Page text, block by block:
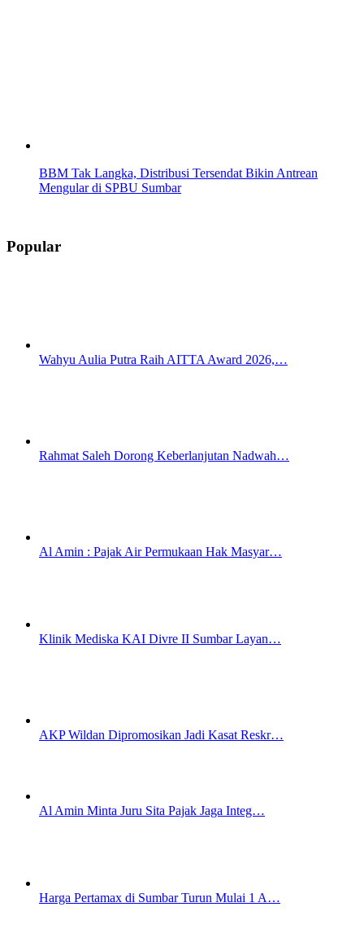
BBM Tak Langka, Distribusi Tersendat Bikin Antrean
Mengular di SPBU Sumbar
Popular
Wahyu Aulia Putra Raih AITTA Award 2026,…
Rahmat Saleh Dorong Keberlanjutan Nadwah…
Al Amin : Pajak Air Permukaan Hak Masyar…
Klinik Mediska KAI Divre II Sumbar Layan…
AKP Wildan Dipromosikan Jadi Kasat Reskr…
Al Amin Minta Juru Sita Pajak Jaga Integ…
Harga Pertamax di Sumbar Turun Mulai 1 A…